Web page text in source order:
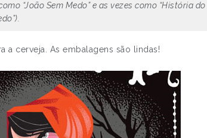
“João Sem Medo” e as vezes como “História do
a cerveja. As embalagens são lindas!